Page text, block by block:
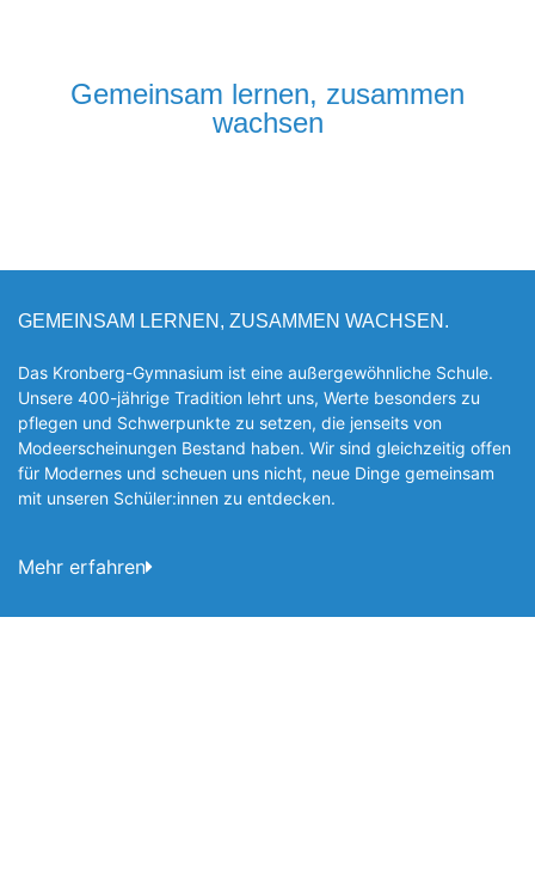
Gemeinsam lernen, zusammen
wachsen
GEMEINSAM LERNEN, ZUSAMMEN WACHSEN.
Das Kronberg-Gymnasium ist eine außergewöhnliche Schule.
Unsere 400-jährige Tradition lehrt uns, Werte besonders zu
pflegen und Schwerpunkte zu setzen, die jen­seits von
Modeerscheinungen Be­stand haben. Wir sind gleichzeitig offen
für Modernes und scheuen uns nicht, neue Dinge gemeinsam
mit unseren Schüler:innen zu entde­cken.
Mehr erfahren